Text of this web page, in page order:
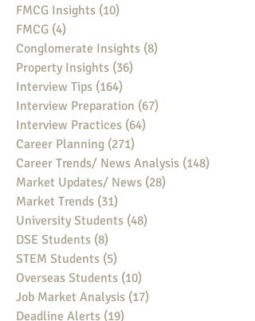
FMCG Insights (10)
FMCG (4)
Conglomerate Insights (8)
Property Insights (36)
Interview Tips (164)
Interview Preparation (67)
Interview Practices (64)
Career Planning (271)
Career Trends/ News Analysis (148)
Market Updates/ News (28)
Market Trends (31)
University Students (48)
DSE Students (8)
STEM Students (5)
Overseas Students (10)
Job Market Analysis (17)
Deadline Alerts (19)